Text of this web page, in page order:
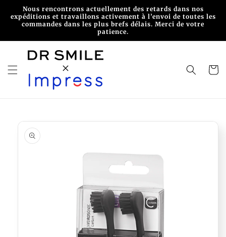
passer
au
contenu
Nous rencontrons actuellement des retards dans nos
expéditions et travaillons activement à l’envoi de toutes les
commandes dans les plus brefs délais. Merci de votre
patience.
Panier
Passer aux
informations
produits